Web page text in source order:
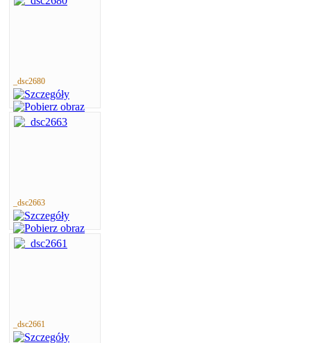
_dsc2680
_dsc2663
_dsc2661